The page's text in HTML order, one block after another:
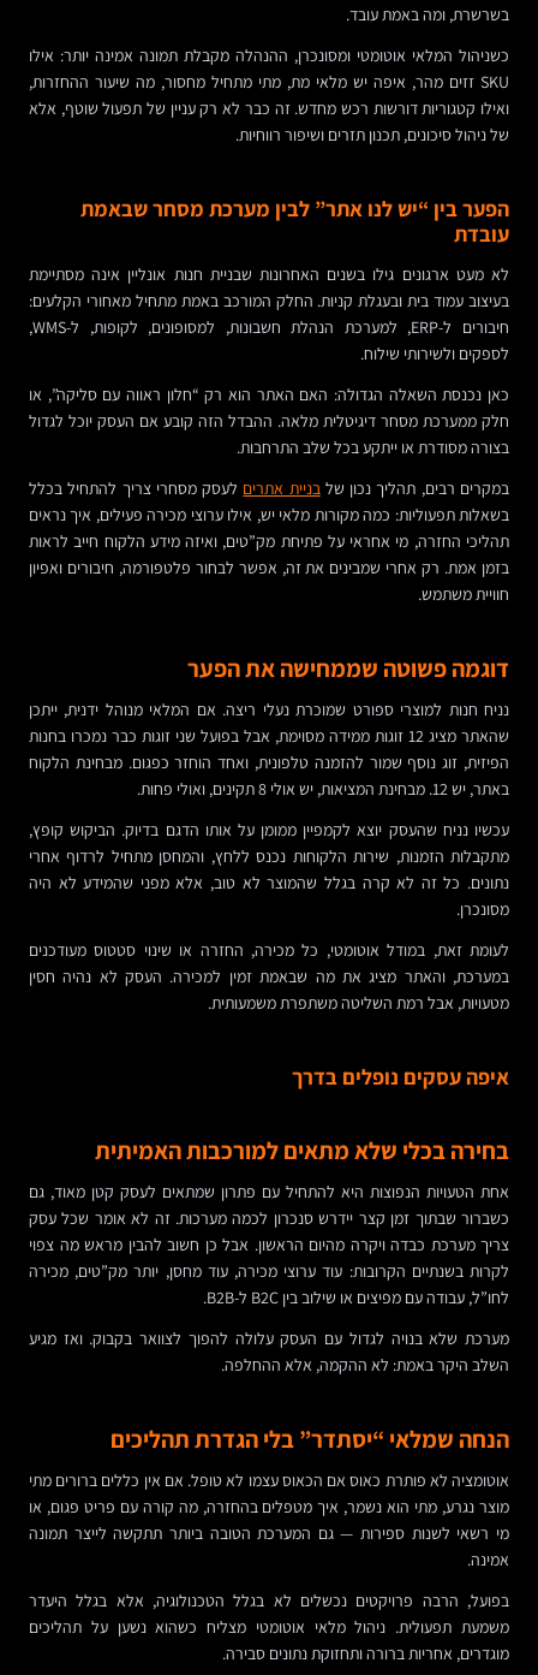
בשרשרת, ומה באמת עובד.
כשניהול המלאי אוטומטי ומסונכרן, ההנהלה מקבלת תמונה אמינה יותר: אילו
SKU זזים מהר, איפה יש מלאי מת, מתי מתחיל מחסור, מה שיעור ההחזרות,
ואילו קטגוריות דורשות רכש מחדש. זה כבר לא רק עניין של תפעול שוטף, אלא
של ניהול סיכונים, תכנון תזרים ושיפור רווחיות.
הפער בין “יש לנו אתר” לבין מערכת מסחר שבאמת
עובדת
לא מעט ארגונים גילו בשנים האחרונות שבניית חנות אונליין אינה מסתיימת
בעיצוב עמוד בית ובעגלת קניות. החלק המורכב באמת מתחיל מאחורי הקלעים:
חיבורים ל-ERP, למערכת הנהלת חשבונות, למסופונים, לקופות, ל-WMS,
לספקים ולשירותי שילוח.
כאן נכנסת השאלה הגדולה: האם האתר הוא רק “חלון ראווה עם סליקה”, או
חלק ממערכת מסחר דיגיטלית מלאה. ההבדל הזה קובע אם העסק יוכל לגדול
בצורה מסודרת או ייתקע בכל שלב התרחבות.
במקרים רבים, תהליך נכון של בניית אתרים לעסק מסחרי צריך להתחיל בכלל
בשאלות תפעוליות: כמה מקורות מלאי יש, אילו ערוצי מכירה פעילים, איך נראים
תהליכי החזרה, מי אחראי על פתיחת מק”טים, ואיזה מידע הלקוח חייב לראות
בזמן אמת. רק אחרי שמבינים את זה, אפשר לבחור פלטפורמה, חיבורים ואפיון
חוויית משתמש.
דוגמה פשוטה שממחישה את הפער
נניח חנות למוצרי ספורט שמוכרת נעלי ריצה. אם המלאי מנוהל ידנית, ייתכן
שהאתר מציג 12 זוגות ממידה מסוימת, אבל בפועל שני זוגות כבר נמכרו בחנות
הפיזית, זוג נוסף שמור להזמנה טלפונית, ואחד הוחזר כפגום. מבחינת הלקוח
באתר, יש 12. מבחינת המציאות, יש אולי 8 תקינים, ואולי פחות.
עכשיו נניח שהעסק יוצא לקמפיין ממומן על אותו הדגם בדיוק. הביקוש קופץ,
מתקבלות הזמנות, שירות הלקוחות נכנס ללחץ, והמחסן מתחיל לרדוף אחרי
נתונים. כל זה לא קרה בגלל שהמוצר לא טוב, אלא מפני שהמידע לא היה
מסונכרן.
לעומת זאת, במודל אוטומטי, כל מכירה, החזרה או שינוי סטטוס מעודכנים
במערכת, והאתר מציג את מה שבאמת זמין למכירה. העסק לא נהיה חסין
מטעויות, אבל רמת השליטה משתפרת משמעותית.
איפה עסקים נופלים בדרך
בחירה בכלי שלא מתאים למורכבות האמיתית
אחת הטעויות הנפוצות היא להתחיל עם פתרון שמתאים לעסק קטן מאוד, גם
כשברור שבתוך זמן קצר יידרש סנכרון לכמה מערכות. זה לא אומר שכל עסק
צריך מערכת כבדה ויקרה מהיום הראשון. אבל כן חשוב להבין מראש מה צפוי
לקרות בשנתיים הקרובות: עוד ערוצי מכירה, עוד מחסן, יותר מק”טים, מכירה
לחו”ל, עבודה עם מפיצים או שילוב בין B2C ל-B2B.
מערכת שלא בנויה לגדול עם העסק עלולה להפוך לצוואר בקבוק. ואז מגיע
השלב היקר באמת: לא ההקמה, אלא ההחלפה.
הנחה שמלאי “יסתדר” בלי הגדרת תהליכים
אוטומציה לא פותרת כאוס אם הכאוס עצמו לא טופל. אם אין כללים ברורים מתי
מוצר נגרע, מתי הוא נשמר, איך מטפלים בהחזרה, מה קורה עם פריט פגום, או
מי רשאי לשנות ספירות — גם המערכת הטובה ביותר תתקשה לייצר תמונה
אמינה.
בפועל, הרבה פרויקטים נכשלים לא בגלל הטכנולוגיה, אלא בגלל היעדר
משמעת תפעולית. ניהול מלאי אוטומטי מצליח כשהוא נשען על תהליכים
מוגדרים, אחריות ברורה ותחזוקת נתונים סבירה.